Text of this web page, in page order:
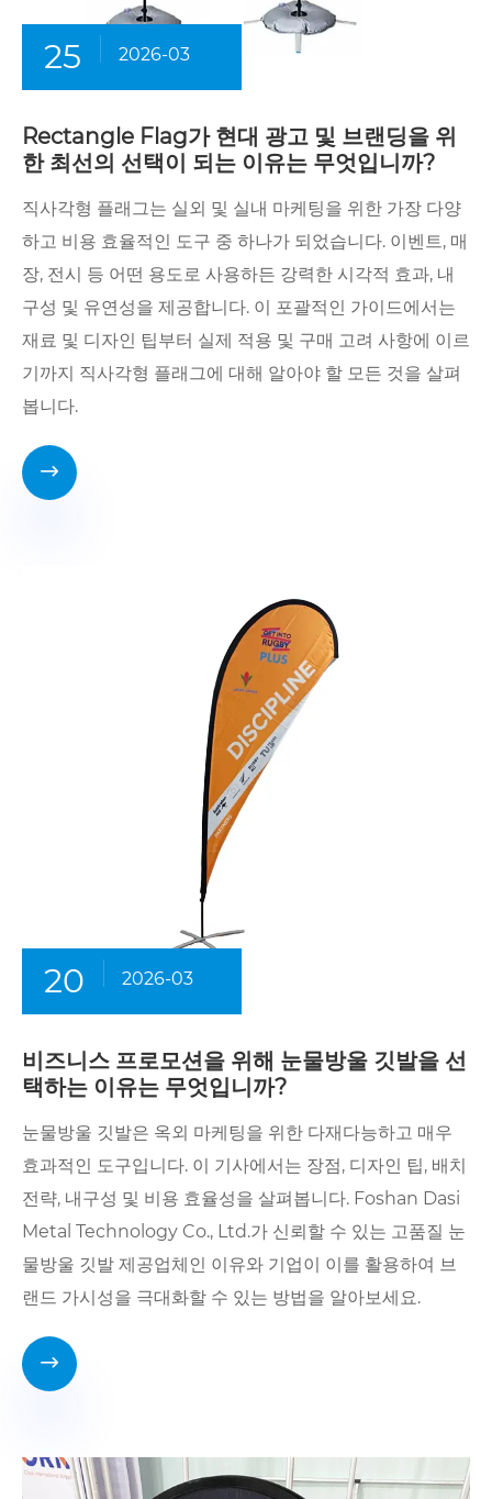
25 2026-03
Rectangle Flag가 현대 광고 및 브랜딩을 위
한 최선의 선택이 되는 이유는 무엇입니까?
직사각형 플래그는 실외 및 실내 마케팅을 위한 가장 다양
하고 비용 효율적인 도구 중 하나가 되었습니다. 이벤트, 매
장, 전시 등 어떤 용도로 사용하든 강력한 시각적 효과, 내
구성 및 유연성을 제공합니다. 이 포괄적인 가이드에서는
재료 및 디자인 팁부터 실제 적용 및 구매 고려 사항에 이르
기까지 직사각형 플래그에 대해 알아야 할 모든 것을 살펴
봅니다.

20 2026-03
비즈니스 프로모션을 위해 눈물방울 깃발을 선
택하는 이유는 무엇입니까?
눈물방울 깃발은 옥외 마케팅을 위한 다재다능하고 매우
효과적인 도구입니다. 이 기사에서는 장점, 디자인 팁, 배치
전략, 내구성 및 비용 효율성을 살펴봅니다. Foshan Dasi
Metal Technology Co., Ltd.가 신뢰할 수 있는 고품질 눈
물방울 깃발 제공업체인 이유와 기업이 이를 활용하여 브
랜드 가시성을 극대화할 수 있는 방법을 알아보세요.
